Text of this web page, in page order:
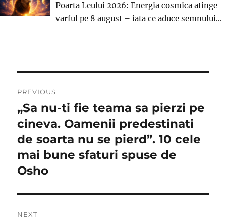
Poarta Leului 2026: Energia cosmica atinge
varful pe 8 august – iata ce aduce semnului...
în
articole
PREVIOUS
Previous
post:
„Sa nu-ti fie teama sa pierzi pe
cineva. Oamenii predestinati
de soarta nu se pierd”. 10 cele
mai bune sfaturi spuse de
Osho
NEXT